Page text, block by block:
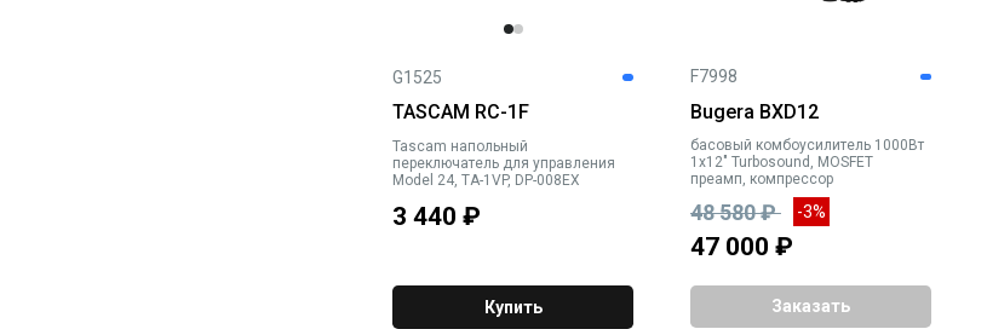
G1525
TASCAM RC-1F
Tascam напольный
переключатель для управления
Model 24, TA-1VP, DP-008EX
3 440 ₽
Купить
F7998
Bugera BXD12
басовый комбоусилитель 1000Вт
1х12" Turbosound, MOSFET
преамп, компрессор
48 580 ₽ -3%
47 000 ₽
Заказать